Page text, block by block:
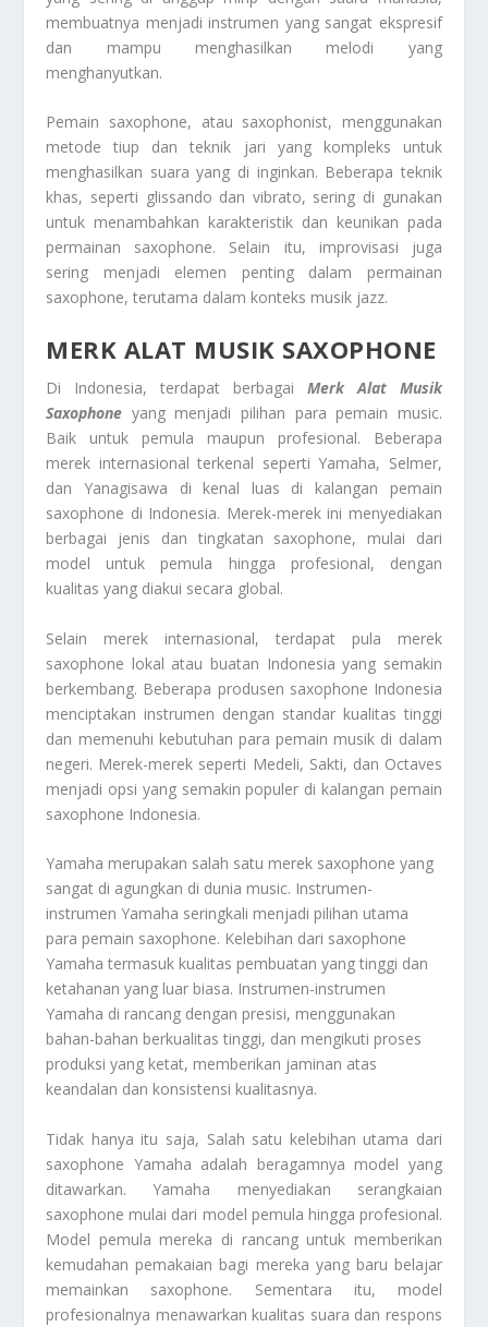
membuatnya menjadi instrumen yang sangat ekspresif
dan mampu menghasilkan melodi yang
menghanyutkan.
Pemain saxophone, atau saxophonist, menggunakan
metode tiup dan teknik jari yang kompleks untuk
menghasilkan suara yang di inginkan. Beberapa teknik
khas, seperti glissando dan vibrato, sering di gunakan
untuk menambahkan karakteristik dan keunikan pada
permainan saxophone. Selain itu, improvisasi juga
sering menjadi elemen penting dalam permainan
saxophone, terutama dalam konteks musik jazz.
MERK ALAT MUSIK SAXOPHONE
Di Indonesia, terdapat berbagai Merk Alat Musik
Saxophone yang menjadi pilihan para pemain music.
Baik untuk pemula maupun profesional. Beberapa
merek internasional terkenal seperti Yamaha, Selmer,
dan Yanagisawa di kenal luas di kalangan pemain
saxophone di Indonesia. Merek-merek ini menyediakan
berbagai jenis dan tingkatan saxophone, mulai dari
model untuk pemula hingga profesional, dengan
kualitas yang diakui secara global.
Selain merek internasional, terdapat pula merek
saxophone lokal atau buatan Indonesia yang semakin
berkembang. Beberapa produsen saxophone Indonesia
menciptakan instrumen dengan standar kualitas tinggi
dan memenuhi kebutuhan para pemain musik di dalam
negeri. Merek-merek seperti Medeli, Sakti, dan Octaves
menjadi opsi yang semakin populer di kalangan pemain
saxophone Indonesia.
Yamaha merupakan salah satu merek saxophone yang
sangat di agungkan di dunia music. Instrumen-
instrumen Yamaha seringkali menjadi pilihan utama
para pemain saxophone. Kelebihan dari saxophone
Yamaha termasuk kualitas pembuatan yang tinggi dan
ketahanan yang luar biasa. Instrumen-instrumen
Yamaha di rancang dengan presisi, menggunakan
bahan-bahan berkualitas tinggi, dan mengikuti proses
produksi yang ketat, memberikan jaminan atas
keandalan dan konsistensi kualitasnya.
Tidak hanya itu saja, Salah satu kelebihan utama dari
saxophone Yamaha adalah beragamnya model yang
ditawarkan. Yamaha menyediakan serangkaian
saxophone mulai dari model pemula hingga profesional.
Model pemula mereka di rancang untuk memberikan
kemudahan pemakaian bagi mereka yang baru belajar
memainkan saxophone. Sementara itu, model
profesionalnya menawarkan kualitas suara dan respons